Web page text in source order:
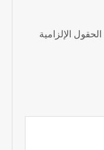
الحقول الإلزامية